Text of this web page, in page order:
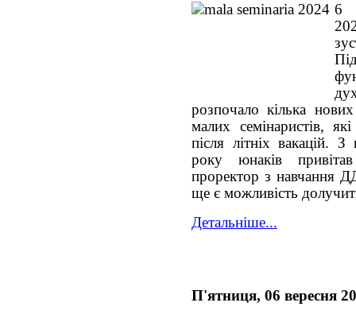
6
розпочало кілька
малих семінаристів,
після літніх вакацій.
року юнаків
проректор з навчання
ще є можливість
Детальніше...
П'ятниця, 06 вересня